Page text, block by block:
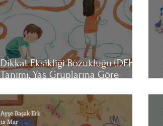
Dikkat Eksikliği Bozukluğu (DEHB):
Tanımı, Yaş Gruplarına Göre
Ayşe Başak Erk
12 Mar